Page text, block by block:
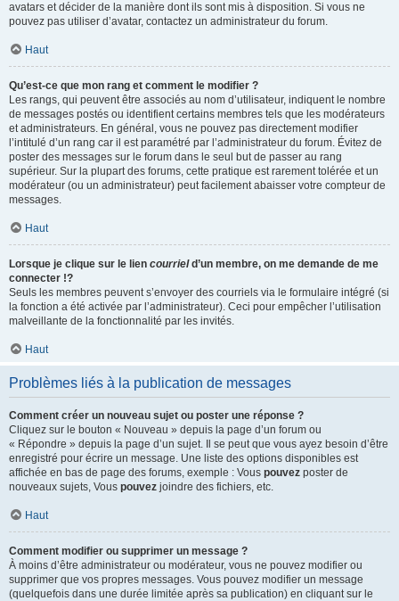
avatars et décider de la manière dont ils sont mis à disposition. Si vous ne
pouvez pas utiliser d’avatar, contactez un administrateur du forum.
Haut
Qu’est-ce que mon rang et comment le modifier ?
Les rangs, qui peuvent être associés au nom d’utilisateur, indiquent le nombre
de messages postés ou identifient certains membres tels que les modérateurs
et administrateurs. En général, vous ne pouvez pas directement modifier
l’intitulé d’un rang car il est paramétré par l’administrateur du forum. Évitez de
poster des messages sur le forum dans le seul but de passer au rang
supérieur. Sur la plupart des forums, cette pratique est rarement tolérée et un
modérateur (ou un administrateur) peut facilement abaisser votre compteur de
messages.
Haut
Lorsque je clique sur le lien courrield’un membre, on me demande de me
connecter !?
Seuls les membres peuvent s’envoyer des courriels via le formulaire intégré (si
la fonction a été activée par l’administrateur). Ceci pour empêcher l’utilisation
malveillante de la fonctionnalité par les invités.
Haut
Problèmes liés à la publication de messages
Comment créer un nouveau sujet ou poster une réponse ?
Cliquez sur le bouton « Nouveau » depuis la page d’un forum ou
« Répondre » depuis la page d’un sujet. Il se peut que vous ayez besoin d’être
enregistré pour écrire un message. Une liste des options disponibles est
affichée en bas de page des forums, exemple : Vous pouvez poster de
nouveaux sujets, Vous pouvez joindre des fichiers, etc.
Haut
Comment modifier ou supprimer un message ?
À moins d’être administrateur ou modérateur, vous ne pouvez modifier ou
supprimer que vos propres messages. Vous pouvez modifier un message
(quelquefois dans une durée limitée après sa publication) en cliquant sur le